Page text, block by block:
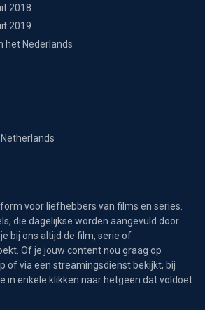
2018
2019
het Nederlands
voor liefhebbers van films en series.
die dagelijkse worden aangevuld door
bij ons altijd de film, serie of
Of je jouw content nou graag op
of via een streamingsdienst bekijkt, bij
in enkele klikken naar hetgeen dat voldoet